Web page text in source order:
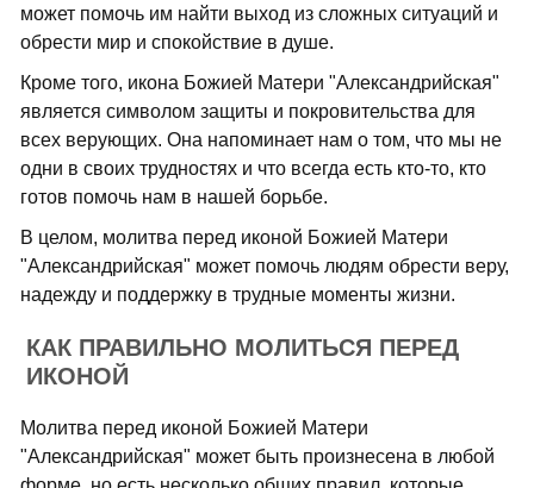
может помочь им найти выход из сложных ситуаций и
обрести мир и спокойствие в душе.
Кроме того, икона Божией Матери "Александрийская"
является символом защиты и покровительства для
всех верующих. Она напоминает нам о том, что мы не
одни в своих трудностях и что всегда есть кто-то, кто
готов помочь нам в нашей борьбе.
В целом, молитва перед иконой Божией Матери
"Александрийская" может помочь людям обрести веру,
надежду и поддержку в трудные моменты жизни.
КАК ПРАВИЛЬНО МОЛИТЬСЯ ПЕРЕД
ИКОНОЙ
Молитва перед иконой Божией Матери
"Александрийская" может быть произнесена в любой